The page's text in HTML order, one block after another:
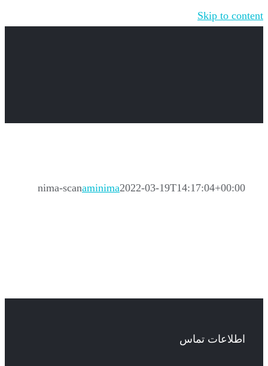
Skip to content
nima-scanaminima2022-03-19T14:17:04+00:00
اطلاعات تماس